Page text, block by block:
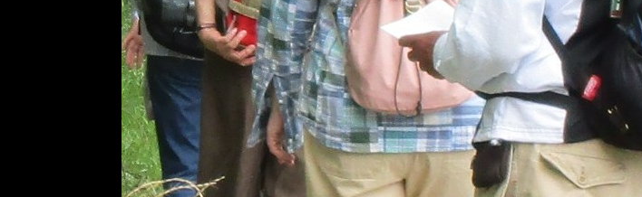
ン
コ
ン
テ
ン
へ
移